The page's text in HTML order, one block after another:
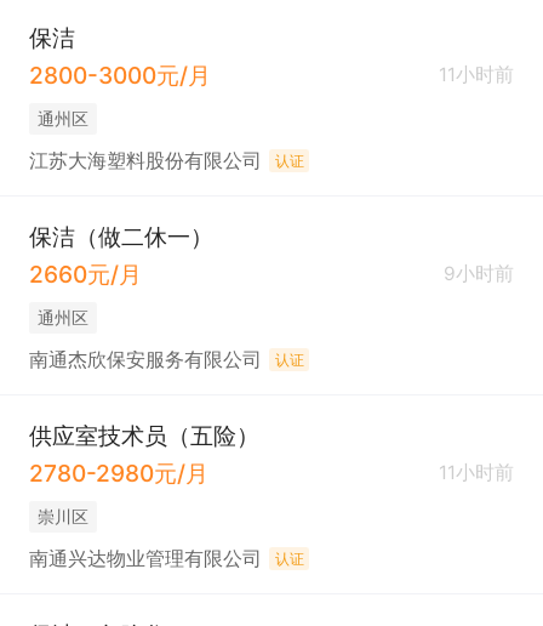
保洁
2800-3000元/月
11小时前
通州区
江苏大海塑料股份有限公司 认证
保洁（做二休一）
2660元/月
9小时前
通州区
南通杰欣保安服务有限公司 认证
供应室技术员（五险）
2780-2980元/月
11小时前
崇川区
南通兴达物业管理有限公司 认证